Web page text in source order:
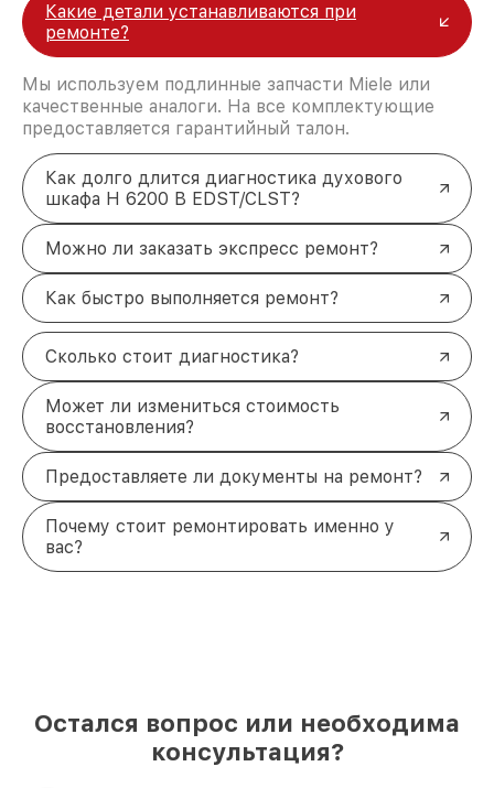
Какие детали устанавливаются при
ремонте?
Мы используем подлинные запчасти Miele или
качественные аналоги. На все комплектующие
предоставляется гарантийный талон.
Как долго длится диагностика духового
шкафа H 6200 B EDST/CLST?
Можно ли заказать экспресс ремонт?
Как быстро выполняется ремонт?
Сколько стоит диагностика?
Может ли измениться стоимость
восстановления?
Предоставляете ли документы на ремонт?
Почему стоит ремонтировать именно у
вас?
Остался вопрос или необходима
консультация?